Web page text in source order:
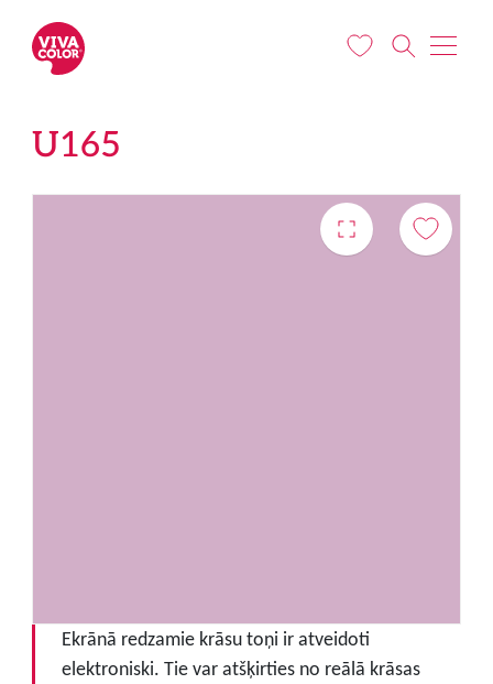
U165
Ekrānā redzamie krāsu toņi ir atveidoti
elektroniski. Tie var atšķirties no reālā krāsas